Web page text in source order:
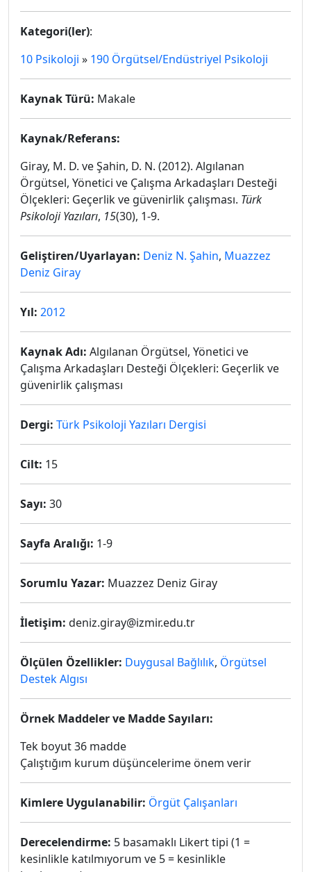
Kategori(ler):
10 Psikoloji » 190 Örgütsel/Endüstriyel Psikoloji
Kaynak Türü: Makale
Kaynak/Referans:
Giray, M. D. ve Şahin, D. N. (2012). Algılanan
Örgütsel, Yönetici ve Çalışma Arkadaşları Desteği
Ölçekleri: Geçerlik ve güvenirlik çalışması. Türk
Psikoloji Yazıları, 15(30), 1-9.
Geliştiren/Uyarlayan: Deniz N. Şahin, Muazzez
Deniz Giray
Yıl: 2012
Kaynak Adı: Algılanan Örgütsel, Yönetici ve
Çalışma Arkadaşları Desteği Ölçekleri: Geçerlik ve
güvenirlik çalışması
Dergi: Türk Psikoloji Yazıları Dergisi
Cilt: 15
Sayı: 30
Sayfa Aralığı: 1-9
Sorumlu Yazar: Muazzez Deniz Giray
İletişim: deniz.giray@izmir.edu.tr
Ölçülen Özellikler: Duygusal Bağlılık, Örgütsel
Destek Algısı
Örnek Maddeler ve Madde Sayıları:
Tek boyut 36 madde
Çalıştığım kurum düşüncelerime önem verir
Kimlere Uygulanabilir: Örgüt Çalışanları
Derecelendirme: 5 basamaklı Likert tipi (1 =
kesinlikle katılmıyorum ve 5 = kesinlikle